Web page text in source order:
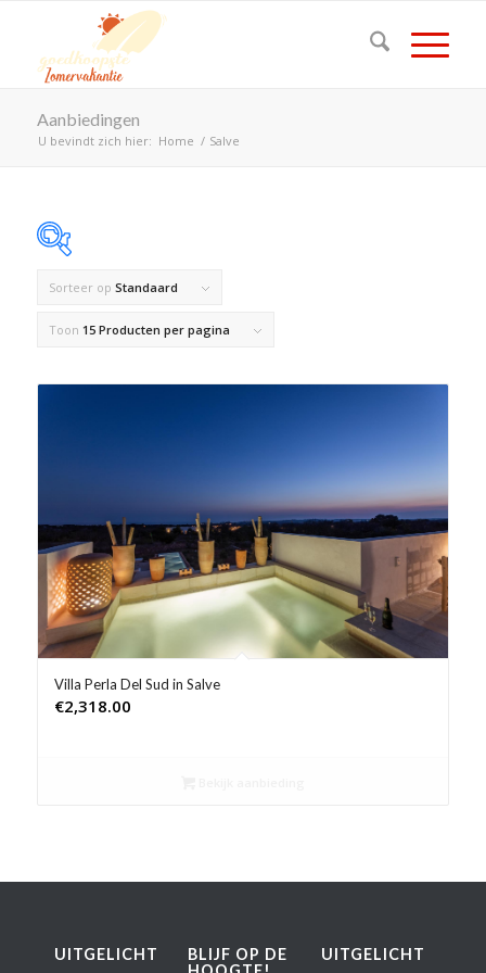
Aanbiedingen
U bevindt zich hier: Home / Salve
Op voorraad
Product Land
Product Rating
Product Reisorganisatie
Product Type vakantie
Product Wifi
Sorteer op Standaard
Toon 15 Producten per pagina
Villa Perla Del Sud in Salve
€2,318.00
UITGELICHT
BLIJF OP DE
UITGELICHT